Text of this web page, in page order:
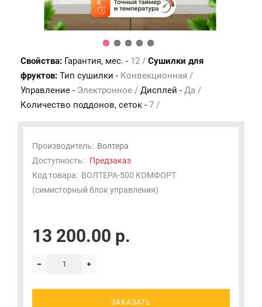
Свойства: Гарантия, мес. - 12 / Сушилки для
фруктов: Тип сушилки - Конвекционная /
Управление - Электронное / Дисплей - Да /
Количество поддонов, сеток - 7 /
Производитель: Волтера
Доступность: Предзаказ
Код товара: ВОЛТЕРА-500 КОМФОРТ
(симисторный блок управления)
13 200.00 р.
ЗАКАЗАТЬ